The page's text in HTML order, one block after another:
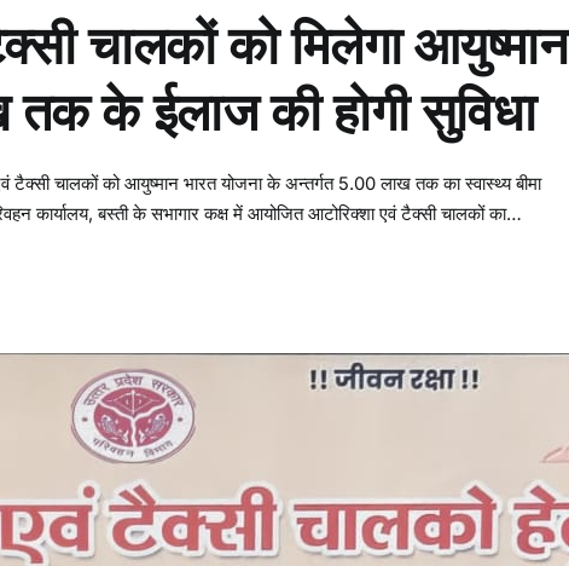
चालकों को मिलेगा आयुष्मान
के ईलाज की होगी सुविधा
चालकों को आयुष्मान भारत योजना के अन्तर्गत 5.00 लाख तक का स्वास्थ्य बीमा
कार्यालय, बस्ती के सभागार कक्ष में आयोजित आटोरिक्शा एवं टैक्सी चालकों का…